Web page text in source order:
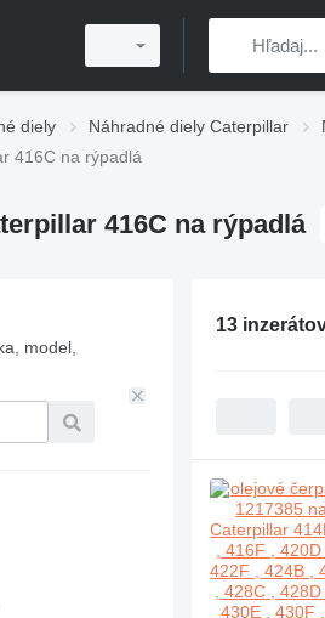
diely Náhradné diely Caterpillar
416C na rýpadlá
416C na rýpadlá
model,
13